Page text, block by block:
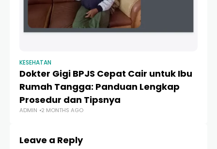
KESEHATAN
Dokter Gigi BPJS Cepat Cair untuk Ibu
Rumah Tangga: Panduan Lengkap
Prosedur dan Tipsnya
ADMIN 2 MONTHS AGO
Leave a Reply